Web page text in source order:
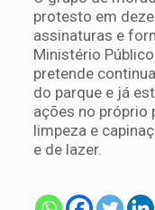
protesto em
assinaturas e
Ministério
pretende
do parque e já
ações no próprio
limpeza e
e de lazer.